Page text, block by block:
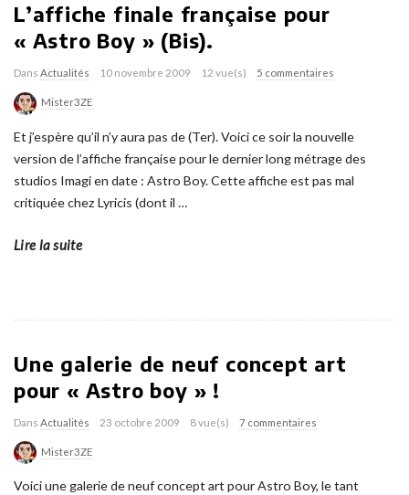
L’affiche finale française pour
« Astro Boy » (Bis).
Dans Actualités 10 novembre 2009 12 vue(s) 5 commentaires
Mister3ZE
Et j’espère qu’il n’y aura pas de (Ter). Voici ce soir la nouvelle
version de l’affiche française pour le dernier long métrage des
studios Imagi en date : Astro Boy. Cette affiche est pas mal
critiquée chez Lyricis (dont il …
Lire la suite
Une galerie de neuf concept art
pour « Astro boy » !
Dans Actualités 23 octobre 2009 8 vue(s) 7 commentaires
Mister3ZE
Voici une galerie de neuf concept art pour Astro Boy, le tant